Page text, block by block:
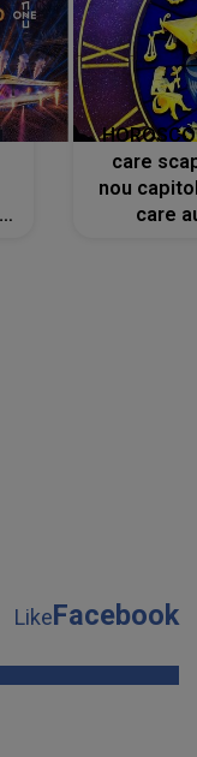
care
nou
care
LikeFacebook